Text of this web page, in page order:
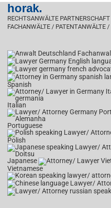
horak.
RECHTSANWÄLTE
FACHANWÄLTE / PATENTANWÄLTE /
Spanish
Italian
Portuguese
Polish
Japanese
Vietnamese